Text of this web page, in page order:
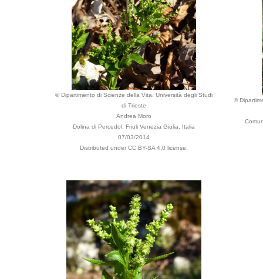
© Dipartimento di Scienze della Vita, Università degli Studi
di Trieste
Andrea Moro
Dolina di Percedol, Friuli Venezia Giulia, Italia
07/03/2014
Distributed under CC BY-SA 4.0 license.
©